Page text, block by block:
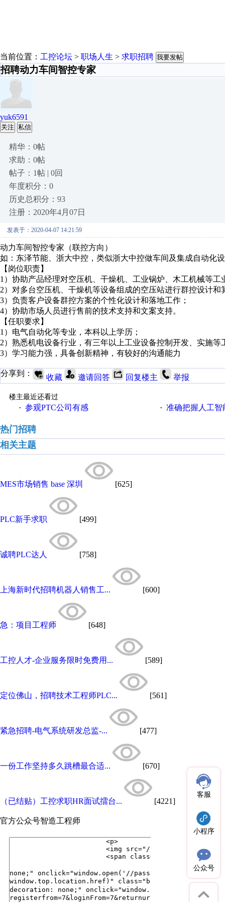
当前位置： 工控论坛 > 职场人生 > 求职招聘 我要发帖
招聘动力车间智控专家
yuk6591
关注 私信
精华：0帖
求助：0帖
帖子：1帖 | 0回
年度积分：0
历史总积分：93
注册：2020年4月07日
发表于：2020-04-07 14:21:59
动力车间智控专家（联控方向）
如：东泽节能、浙大中控，类似浙大中控做车间及集成自动化
【岗位职责】
1）协助产品经理对空压机、干燥机、工业锅炉、木工机械等
2）对多台空压机、干燥机等设备组成的空压站进行群控设计和
3）负责客户设备群控方案的个性化设计和落地工作；
4）协助市场人员进行售前的技术支持和文案支持。
【任职要求】
1）电气自动化等专业，本科以上学历；
2）熟悉机电设备行业，有三年以上工业设备控制开发、实施等
3）学习能力强，具备创新精神，有较好的沟通能力
分享到： 收藏 邀请回答 回复楼主 举报
楼主最近还看过
· 参观PTC公司有感 · 准确把握人工
热门招聘
相关主题
MES市场销售 base 深圳 [625]
PLC新手求职 [499]
诚聘PLC达人 [758]
上海新时代招聘机器人销售工... [600]
急：项目工程师 [648]
工控人才-企业服务限时免费用... [589]
定位佛山，招聘技术工程师PLC... [561]
紧急招聘-电气系统研发总监-... [477]
一份工作坚持多久跳槽最合适... [670]
（已结贴）工控求职HR面试擂台... [4221]
官方公众号智造工程师
客服
小程序
公众号